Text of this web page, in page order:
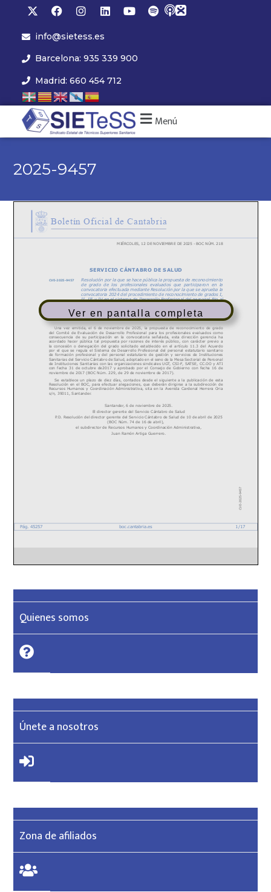
info@sietess.es
Barcelona: 935 339 900
Madrid: 660 454 712
Menú
2025-9457
Ver en pantalla completa
Quienes somos
Únete a nosotros
Zona de afiliados